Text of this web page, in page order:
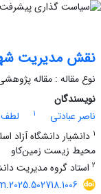
نقش مدیریت
نوع مقاله : مقاله
نویسندگان
ناصر عبادتی
1 لطف
1 دانشیار دانشگاه آزاد
محیط زیست زمین‌کاو
2 استاد گروه مدیریت